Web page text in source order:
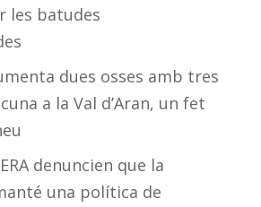
les batudes
dues osses amb tres
a la Val d’Aran, un fet
denuncien que la
una política de